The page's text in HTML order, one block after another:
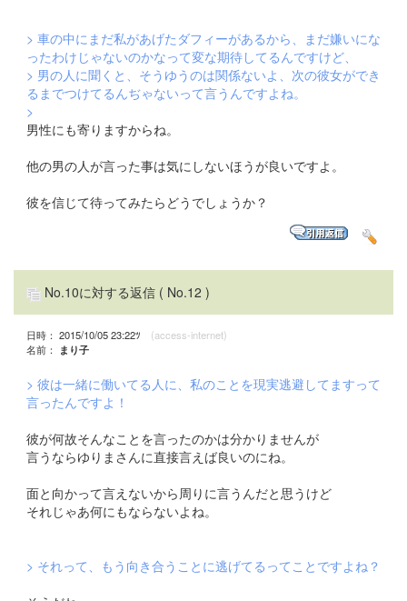
> 車の中にまだ私があげたダフィーがあるから、まだ嫌いにな
ったわけじゃないのかなって変な期待してるんですけど、
> 男の人に聞くと、そうゆうのは関係ないよ、次の彼女ができ
るまでつけてるんぢゃないって言うんですよね。
>
男性にも寄りますからね。
他の男の人が言った事は気にしないほうが良いですよ。
彼を信じて待ってみたらどうでしょうか？
No.10に対する返信 ( No.12 )
日時： 2015/10/05 23:22ﾂ (access-internet)
名前：
まり子
> 彼は一緒に働いてる人に、私のことを現実逃避してますって
言ったんですよ！
彼が何故そんなことを言ったのかは分かりませんが
言うならゆりまさんに直接言えば良いのにね。
面と向かって言えないから周りに言うんだと思うけど
それじゃあ何にもならないよね。
> それって、もう向き合うことに逃げてるってことですよね？